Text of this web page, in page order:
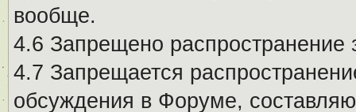
вообще.
4.6 Запрещено
4.7 Запрещается
обсуждения в Форуме,